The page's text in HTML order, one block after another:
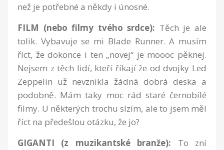
než je potřebné a někdy i únosné.
FILM (nebo filmy tvého srdce): Těch je ale
tolik. Vybavuje se mi Blade Runner. A musím
říct, že dokonce i ten „novej“ je moooc pěknej.
Nejsem z těch lidí, kteří říkají že od dvojky Led
Zeppelin už nevznikla žádná dobrá deska a
podobně. Mám taky moc rád staré černobílé
filmy. U některých trochu slzím, ale to jsem měl
říct na předešlou otázku, že jo?
GIGANTI (z muzikantské branže):
To zní